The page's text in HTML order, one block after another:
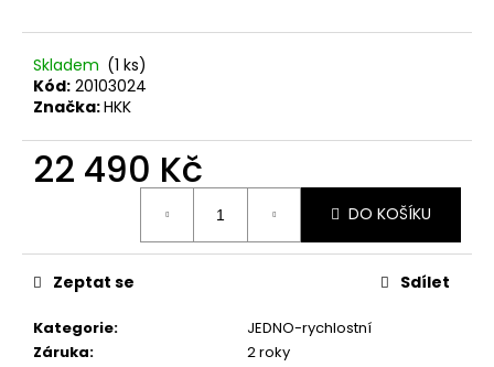
Skladem (1 ks)
Kód: 20103024
Značka:HKK
22 490 Kč
DO KOŠÍKU
Kategorie:
JEDNO-rychlostní
Záruka: 2 roky
Zeptat se Sdílet